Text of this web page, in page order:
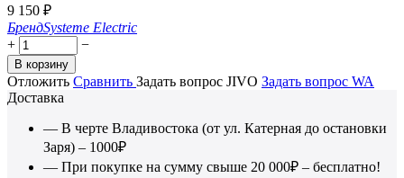
9 150 ₽
БрендSysteme Electric
+
−
В корзину
Отложить Сравнить Задать вопрос JIVO Задать вопрос WA
Доставка
— В черте Владивостока (от ул. Катерная до остановки
Заря) – 1000₽
— При покупке на сумму свыше 20 000₽ – бесплатно!